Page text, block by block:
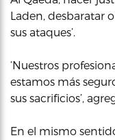
Laden, desbaratar
sus ataques’.
‘Nuestros
estamos más
sus sacrificios’,
En el mismo